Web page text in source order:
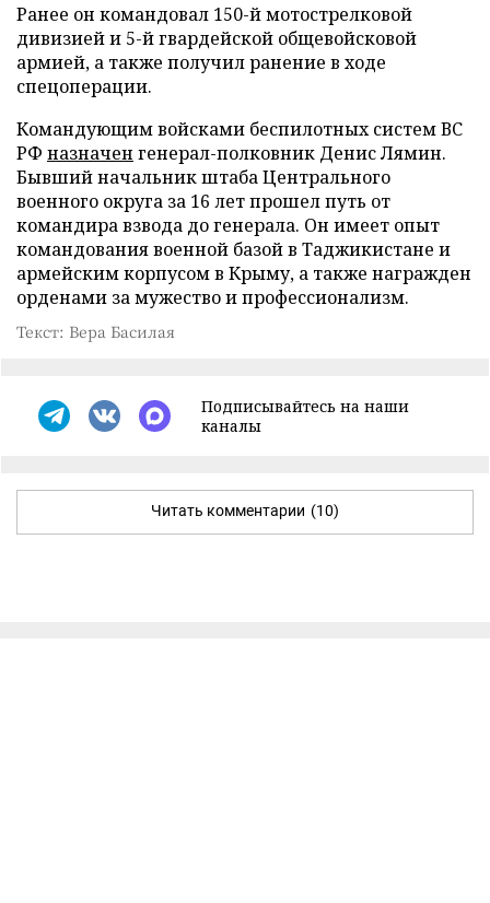
Ранее он командовал 150-й мотострелковой
дивизией и 5-й гвардейской общевойсковой
армией, а также получил ранение в ходе
спецоперации.
Командующим войсками беспилотных систем ВС
РФ назначен генерал-полковник Денис Лямин.
Бывший начальник штаба Центрального
военного округа за 16 лет прошел путь от
командира взвода до генерала. Он имеет опыт
командования военной базой в Таджикистане и
армейским корпусом в Крыму, а также награжден
орденами за мужество и профессионализм.
Текст: Вера Басилая
Подписывайтесь на наши
каналы
Читать комментарии (10)